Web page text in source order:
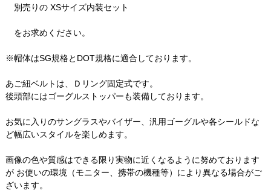
別売りの XSサイズ内装セット
をお求めください。
※帽体はSG規格とDOT規格に適合しております。
あご紐ベルトは、Ｄリング固定式です。
後頭部にはゴーグルストッパーも装備しております。
お気に入りのサングラスやバイザー、汎用ゴーグルや各シールドな
ど幅広いスタイルを楽しめます。
画像の色や質感はできる限り実物に近くなるように努めております
が お使いの環境（モニター、携帯の機種等）により異なる場合がご
ざいます。